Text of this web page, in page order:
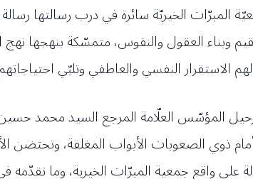
جمعيّة المبرّات الخيريّة سائرة في درب رسالتها
وبناء العقول والنفوس، متمسّكة بنهجها نهج
الاستقرار النفسي والعاطفي وتلبّي
المؤسّس العلّامة المرجع السيد محمد
ذوي الصعوبات الأبواب المغلقة، وتحتضن
على واقع جمعية المبرّات الخيرية، وما تقدّمه